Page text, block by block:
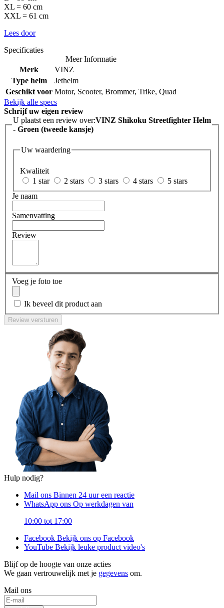
XL = 60 cm
XXL = 61 cm
Lees door
Specificaties
Meer Informatie
Merk
VINZ
Type helm
Jethelm
Geschikt voor Motor, Scooter, Brommer, Trike, Quad
Bekijk alle specs
Schrijf uw eigen review
U plaatst een review over:VINZ Shikoku Streetfighter Helm
- Groen (tweede kansje)
Uw waardering
Kwaliteit
1 star
2 stars 3 stars 4 stars
5 stars
Je naam
Samenvatting
Review
Voeg je foto toe
Ik beveel dit product aan
Review versturen
Hulp nodig?
Mail ons Binnen 24 uur een reactie
WhatsApp ons Op werkdagen van
10:00 tot 17:00
Facebook Bekijk ons op Facebook
YouTube Bekijk leuke product video's
Blijf op de hoogte van onze acties
We gaan vertrouwelijk met je gegevens om.
Mail ons